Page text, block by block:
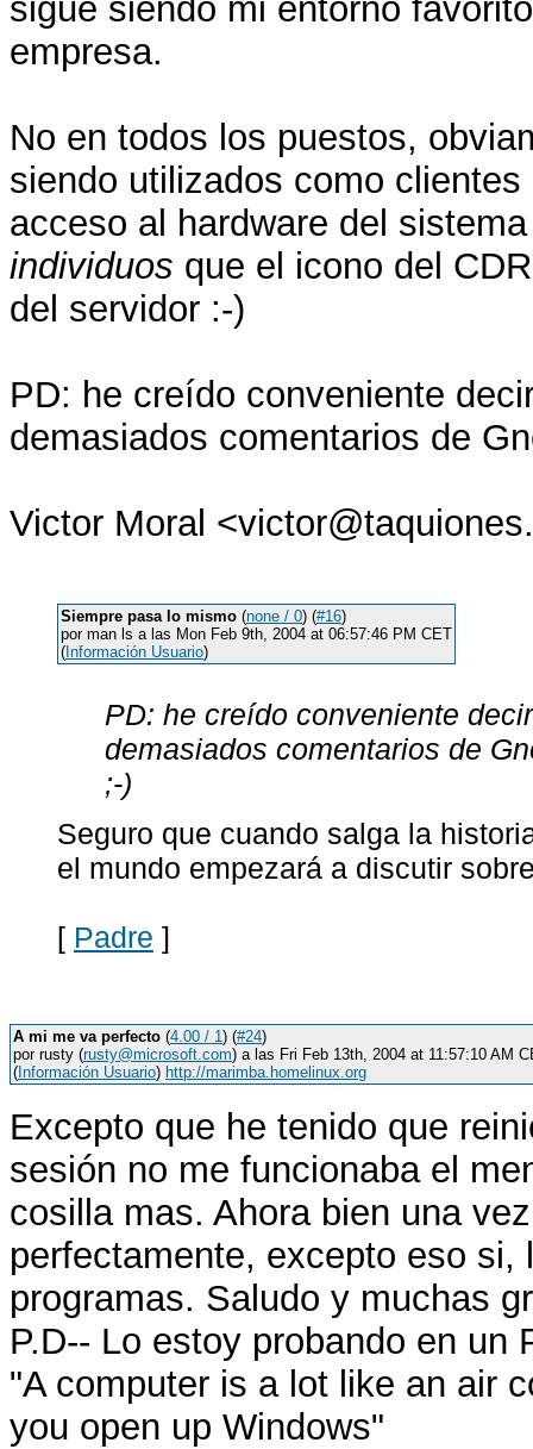
sigue siendo mi entorno
empresa.
No en todos los puestos,
siendo utilizados como
acceso al hardware del
individuos que el icono del
del servidor :-)
PD: he creído conveniente
demasiados comentarios de
Victor Moral
Siempre pasa lo mismo (none / 0) (#16)
por man ls a las Mon Feb 9th, 2004 at 06:57:46 PM CET
( Información Usuario)
PD: he creído conveniente
demasiados comentarios de
;-)
Seguro que cuando salga la
el mundo empezará a discutir
[ Padre ]
A mi me va perfecto (4.00 / 1) (#24)
por rusty (rusty@microsoft.com) a las Fri Feb 13th, 2004 at 11:57:10 AM
( Información Usuario) http://marimba.homelinux.org
Excepto que he tenido que
sesión no me funcionaba el
cosilla mas. Ahora bien una
perfectamente, excepto eso
programas. Saludo y muchas
P.D-- Lo estoy probando en un
"A computer is a lot like an air
you open up Windows"